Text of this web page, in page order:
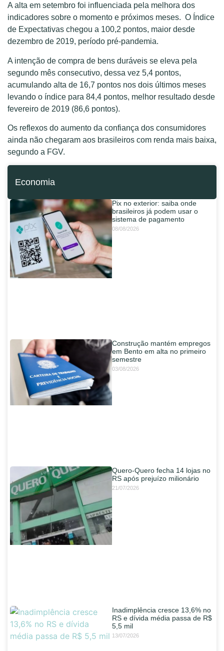
A alta em setembro foi influenciada pela melhora dos
indicadores sobre o momento e próximos meses. O Índice
de Expectativas chegou a 100,2 pontos, maior desde
dezembro de 2019, período pré-pandemia.
A intenção de compra de bens duráveis se eleva pela
segundo mês consecutivo, dessa vez 5,4 pontos,
acumulando alta de 16,7 pontos nos dois últimos meses
levando o índice para 84,4 pontos, melhor resultado desde
fevereiro de 2019 (86,6 pontos).
Os reflexos do aumento da confiança dos consumidores
ainda não chegaram aos brasileiros com renda mais baixa,
segundo a FGV.
Economia
Pix no exterior: saiba onde
brasileiros já podem usar o
sistema de pagamento
08/08/2026
Construção mantém empregos
em Bento em alta no primeiro
semestre
03/08/2026
Quero-Quero fecha 14 lojas no
RS após prejuízo milionário
21/07/2026
Inadimplência cresce 13,6% no
RS e dívida média passa de R$
5,5 mil
13/07/2026